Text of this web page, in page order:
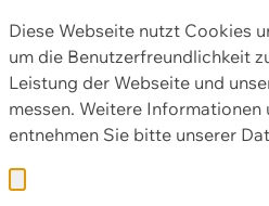
Diese Webseite nutzt Cookies
um die Benutzerfreundlichkeit
Leistung der Webseite und
messen. Weitere Informationen
entnehmen Sie bitte unserer